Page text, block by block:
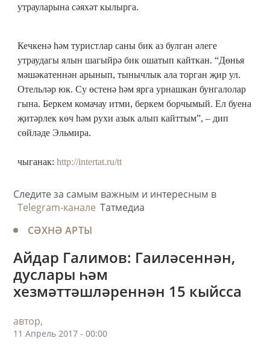
утрауларына сәяхәт кылырга.
Кечкенә һәм туристлар саны бик аз булган әлеге
утраудагы ялын шагыйрә бик ошатып кайткан. “Дөнья
мәшәкатеннән арынып, тынычлык ала торган җир ул.
Отельләр юк. Су өстенә һәм ярга урнашкан бунгалолар
гына. Беркем комачау итми, беркем борчымый. Ел буена
җитәрлек көч һәм рухи азык алып кайттым”, – дип
сөйләде Эльмира.
чыганак: http://intertat.ru/tt
Следите за самым важным и интересным в
Telegram-канале Татмедиа
СӘХНӘ АРТЫ
​Айдар Галимов: Гаиләсеннән,
дуслары һәм
хезмәттәшләреннән 15 кыйсса
автор,
11 Апрель 2017 - 00:00